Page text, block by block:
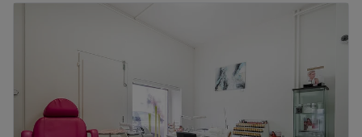
19:00
Donnerstag
Freitag
09:30
19:00
09:00
17:00
Sonntag
Geschlossen